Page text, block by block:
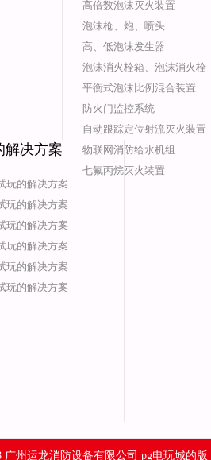
高倍数泡沫灭火装置
泡沫枪、炮、喷头
高、低泡沫发生器
泡沫消火栓箱、泡沫消火栓
平衡式泡沫比例混合装置
防火门监控系统
自动跟踪定位射流灭火装置
物联网消防给水机组
七氟丙烷灭火装置
解决方案
玩的解决方案
玩的解决方案
玩的解决方案
玩的解决方案
玩的解决方案
玩的解决方案
广州运龙消防设备有限公司 pg电玩城的版